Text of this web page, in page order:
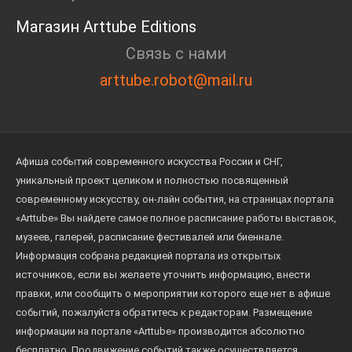
Магазин Arttube Editions
Связь с нами
arttube.robot@mail.ru
Афиша событий современного искусства России и СНГ,
уникальный проект целиком и полностью посвященный
современному искусству, он-лайн события, на страницах портала
«Arttube» Вы найдете самое полное расписание работы выставок,
музеев, галерей, расписание фестивалей или биеннале.
Информация собрана редакцией портала из открытых
источников, если вы желаете уточнить информацию, внести
правки, или сообщить о мероприятии которого еще нет в афише
событий, пожалуйста обратитесь к редакторам. Размещение
информации на портале «Arttube» производится абсолютно